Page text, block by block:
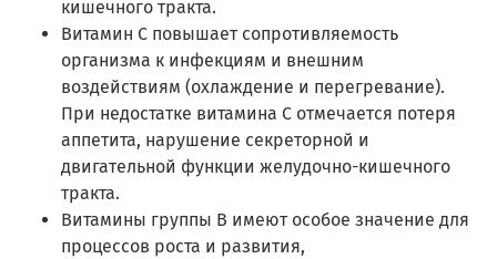
кишечного тракта.
Витамин С повышает сопротивляемость
организма к инфекциям и внешним
воздействиям (охлаждение и перегревание).
При недостатке витамина С отмечается потеря
аппетита, нарушение секреторной и
двигательной функции желудочно-кишечного
тракта.
Витамины группы B имеют особое значение для
процессов роста и развития,